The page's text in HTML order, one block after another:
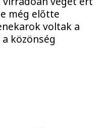
még előtte
voltak a
közönség